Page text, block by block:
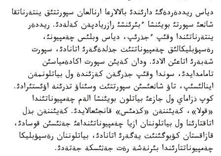
دياس ريددةردةگئ دارئندئ بالالارعا ارنالعان سپورتتئق ينتةرناتقا
شاثعئ سپورتئ بويئنشا ءبئرئنشئ رازريادپةن كةلةدئ. ريددةر
ينتةرناتئندا وقئپ ءجذرئپ، دياس وبلئس چةمپيونئ،
رةسپؤبليكالئق چةمپيوناتتئث جذلدةگةرئ اتانادئ، سپورت
شةبةرئ اتاعئن الادئ. ودان كةيئن سپورت اكادةمياسئن
تامامدايدئ، سوندا وقئپ جذرگةن كةزئندة ول بياتلونمةن
اينالئسئپ، تاؤ شاثعئسئن سپورتتئث وسئناؤ تذرئنة اؤئستئرادئ.
كوپ ذزاماي ول جازعئ بياتلون بويئنشا الةم چةمپيوناتئندا
«قولا»، كةيئننةن «كذمئس» قانجئعالايدئ. كةيئننةن بذل
اتاقتارئنا ول بياتلوننان ازيا چةمپيوناتئنداعئ جةثئسئن قوسادئ،
قازاقستان كؤبوگئنئث يةگةرئ اتانادئ، بياتلوننان رةسپؤبليكا
چةمپيوناتتارئندا بئرنةشة رةت جةثئسكة جةتةدئ.